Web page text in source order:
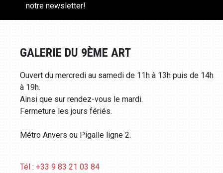
notre newsletter!
GALERIE DU 9ÈME ART
Ouvert du mercredi au samedi de 11h à 13h puis de 14h
à 19h.
Ainsi que sur rendez-vous le mardi.
Fermeture les jours fériés.
Métro Anvers ou Pigalle ligne 2.
Tél : +33 9 83 21 03 84